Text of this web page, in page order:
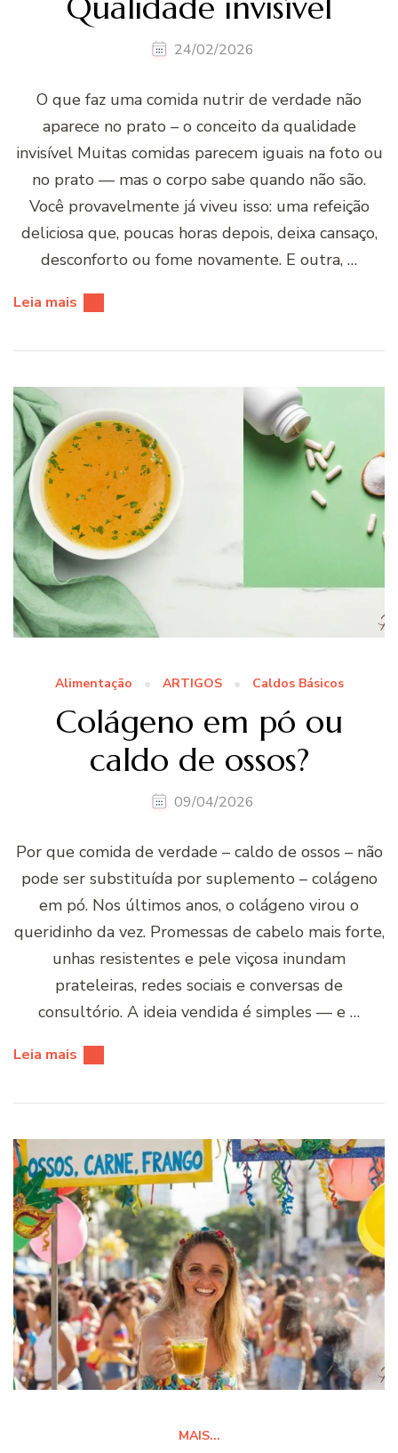
24/02/2026
O que faz uma comida nutrir de verdade não
aparece no prato – o conceito da qualidade
invisível Muitas comidas parecem iguais na foto ou
no prato — mas o corpo sabe quando não são.
Você provavelmente já viveu isso: uma refeição
deliciosa que, poucas horas depois, deixa cansaço,
desconforto ou fome novamente. E outra, …
Leia mais
Alimentação ARTIGOS Caldos Básicos
Colágeno em pó ou
caldo de ossos?
09/04/2026
Por que comida de verdade – caldo de ossos – não
pode ser substituída por suplemento – colágeno
em pó. Nos últimos anos, o colágeno virou o
queridinho da vez. Promessas de cabelo mais forte,
unhas resistentes e pele viçosa inundam
prateleiras, redes sociais e conversas de
consultório. A ideia vendida é simples — e …
Leia mais
MAIS...